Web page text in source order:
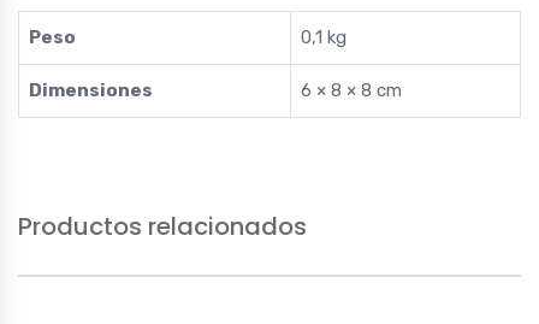
Peso 0,1 kg
Dimensiones 6 × 8 × 8 cm
Productos relacionados